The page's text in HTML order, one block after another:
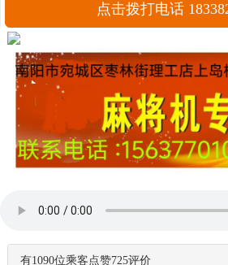
点击拨打电话
有1090位乘客点赞725评价